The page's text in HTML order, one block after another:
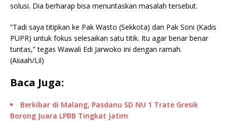
solusi. Dia berharap bisa menuntaskan masalah tersebut.
“Tadi saya titipkan ke Pak Wasto (Sekkota) dan Pak Soni (Kadis
PUPR) untuk fokus selesaikan satu titik. Itu agar benar benar
tuntas,” tegas Wawali Edi Jarwoko ini dengan ramah.
(Aiiaah/Lil)
Baca Juga:
Berkibar di Malang, Pasdanu SD NU 1 Trate Gresik
Borong Juara LPBB Tingkat Jatim